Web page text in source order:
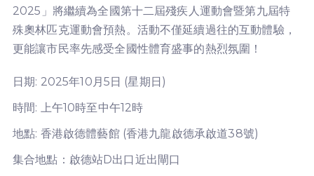
2025」將繼續為全國第十二屆殘疾人運動會暨第九屆特
殊奧林匹克運動會預熱。活動不僅延續過往的互動體驗，
更能讓市民率先感受全國性體育盛事的熱烈氛圍！
日期: 2025年10月5日 (星期日)
時間: 上午10時至中午12時
地點: 香港啟德體藝館 (香港九龍啟德承啟道38號)
集合地點： 啟德站D出口近出閘口